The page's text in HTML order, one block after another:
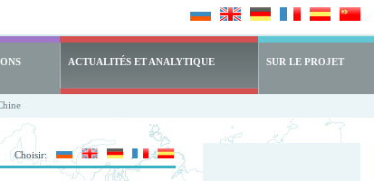
ACTUALITÉS ET ANALYTIQUE SUR LE PROJET
Choisir: